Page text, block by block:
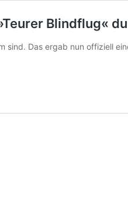
Blindflug«
Das ergab nun offiziell